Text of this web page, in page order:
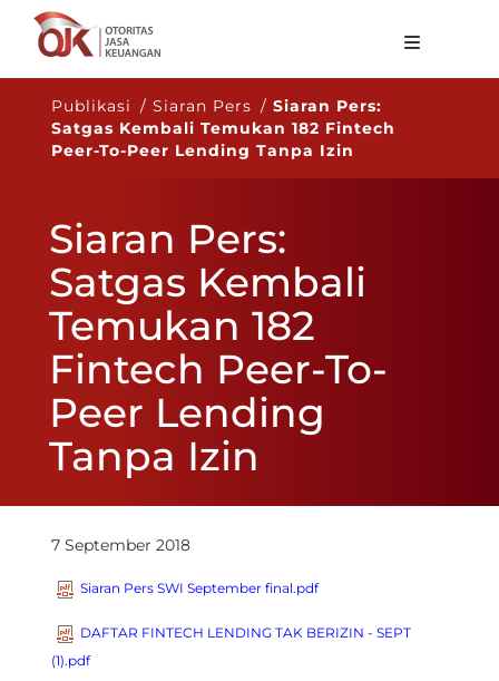
Tentang OJK
Fungsi Utama
Regulasi
Statistik
Layanan
Karir
Publikasi / Siaran Pers /Siaran Pers:
Satgas Kembali Temukan 182 Fintech
Peer-To-Peer Lending Tanpa Izin
Siaran Pers:
Satgas Kembali
Temukan 182
Fintech Peer-To-
Peer Lending
Tanpa Izin
7 September 2018
Siaran Pers SWI September final.pdf
DAFTAR FINTECH LENDING TAK BERIZIN - SEPT
(1).pdf